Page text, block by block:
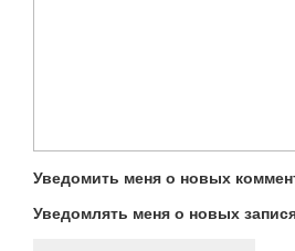
Уведомить меня о новых
Уведомлять меня о новых